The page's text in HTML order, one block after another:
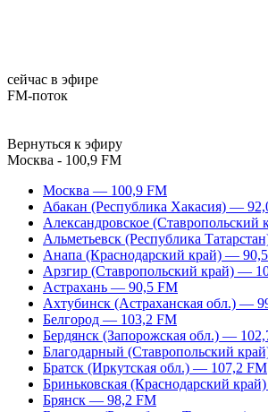
сейчас в эфире
FM-поток
Вернуться к эфиру
Москва - 100,9 FM
Москва — 100,9 FM
Абакан (Республика Хакасия) —
Александровское
Альметьевск (Республика
Анапа (Краснодарский край) —
Арзгир (Ставропольский край) —
Астрахань — 90,5 FM
Ахтубинск (Астраханская обл.) —
Белгород — 103,2 FM
Бердянск (Запорожская обл.) —
Благодарный (Ставропольский
Братск (Иркутская обл.) — 107,2 FM
Бриньковская (Краснодарский
Брянск — 98,2 FM